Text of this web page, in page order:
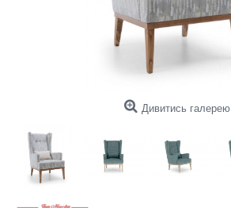
Дивитись галерею